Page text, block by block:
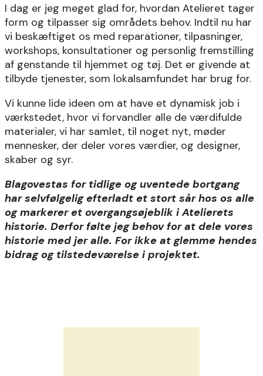
I dag er jeg meget glad for, hvordan Atelieret tager
form og tilpasser sig områdets behov. Indtil nu har
vi beskæftiget os med reparationer, tilpasninger,
workshops, konsultationer og personlig fremstilling
af genstande til hjemmet og tøj. Det er givende at
tilbyde tjenester, som lokalsamfundet har brug for.
Vi kunne lide ideen om at have et dynamisk job i
værkstedet, hvor vi forvandler alle de værdifulde
materialer, vi har samlet, til noget nyt, møder
mennesker, der deler vores værdier, og designer,
skaber og syr.
Blagovestas for tidlige og uventede bortgang
har selvfølgelig efterladt et stort sår hos os alle
og markerer et overgangsøjeblik i Atelierets
historie. Derfor følte jeg behov for at dele vores
historie med jer alle. For ikke at glemme hendes
bidrag og tilstedeværelse i projektet.